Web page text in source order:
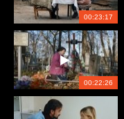
00:23:17
00:22:26